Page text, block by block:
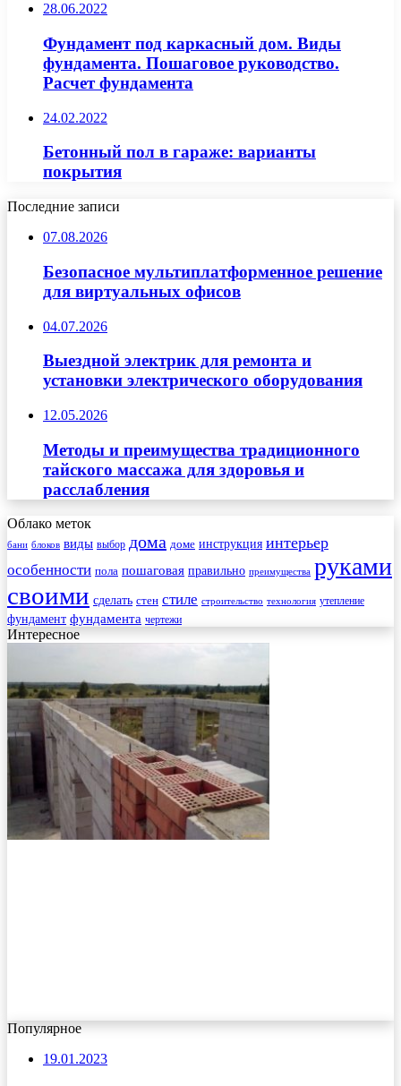
28.06.2022
Фундамент под каркасный дом. Виды
фундамента. Пошаговое руководство.
Расчет фундамента
24.02.2022
Бетонный пол в гараже: варианты
покрытия
Последние записи
07.08.2026
Безопасное мультиплатформенное решение
для виртуальных офисов
04.07.2026
Выездной электрик для ремонта и
установки электрического оборудования
12.05.2026
Методы и преимущества традиционного
тайского массажа для здоровья и
расслабления
Облако меток
бани блоков виды выбор дома доме инструкция интерьер
особенности пола пошаговая правильно преимущества руками
своими сделать стен стиле строительство технология утепление
фундамент фундамента чертежи
Интересное
Популярное
19.01.2023